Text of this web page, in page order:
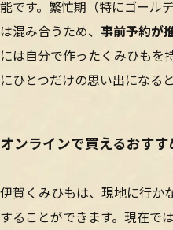
能です。繁忙期（特にゴール
は混み合うため、 事前予約が
には自分で作ったくみひもを
にひとつだけの思い出になる
オンラインで買えるおす
伊賀くみひもは、現地に行か
することができます。現在で